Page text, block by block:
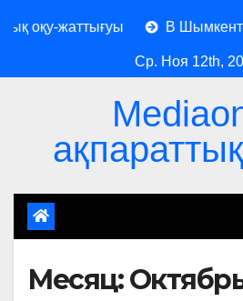
жаттығуы В Шымкенте
Ср. Ноя 12th,
Месяц: